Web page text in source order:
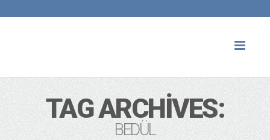
TAG ARCHIVES:
BEDÜL